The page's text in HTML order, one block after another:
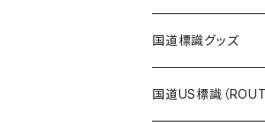
エコバッグ
モーテルキーホルダ
トートバッグ
エコバッグ
千葉ロッテマリーン
モーテルキーホルダ
ホテルキーホルダー
ホテルキーホルダー
ステッカー
ステッカー
ホテルキーホルダー
国道標識グッズ
ステッカー
国道US標識（